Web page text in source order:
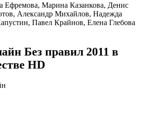
Ефремова, Марина Казанкова, Денис
Александр Михайлов, Надежда
Павел Крайнов, Елена Глебова
Без правил 2011 в
HD